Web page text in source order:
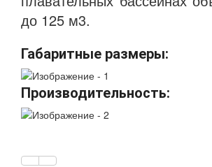
до 125 м3.
Габаритные размеры:
Производительность: